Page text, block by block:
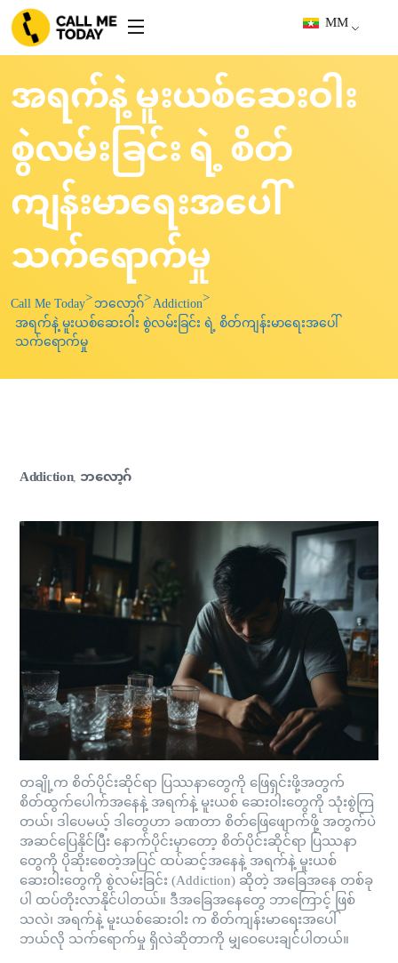
MM
အရက်နဲ့ မူးယစ်ဆေးဝါး
စွဲလမ်းခြင်း ရဲ့ စိတ်
ကျန်းမာရေးအပေါ်
သက်ရောက်မှု
Call Me Today ဘလော့ဂ် Addiction
အရက်နဲ့ မူးယစ်ဆေးဝါး စွဲလမ်းခြင်း ရဲ့ စိတ်ကျန်းမာရေးအပေါ်
သက်ရောက်မှု
Addiction,ဘလော့ဂ်
တချို့က စိတ်ပိုင်းဆိုင်ရာ ပြဿနာတွေကို ဖြေရှင်းဖို့အတွက်
စိတ်ထွက်ပေါက်အနေနဲ့ အရက်နဲ့ မူးယစ် ဆေးဝါးတွေကို သုံးစွဲကြ
တယ်၊ ဒါပေမယ့် ဒါတွေဟာ ခဏတာ စိတ်ဖြေဖျောက်ဖို့ အတွက်ပဲ
အဆင်ပြေနိုင်ပြီး နောက်ပိုင်းမှာတော့ စိတ်ပိုင်းဆိုင်ရာ ပြဿနာ
တွေကို ပိုဆိုးစေတဲ့အပြင် ထပ်ဆင့်အနေနဲ့ အရက်နဲ့ မူးယစ်
ဆေးဝါးတွေကို စွဲလမ်းခြင်း (Addiction) ဆိုတဲ့ အခြေအနေ တစ်ခု
ပါ ထပ်တိုးလာနိုင်ပါတယ်။ ဒီအခြေအနေတွေ ဘာကြောင့် ဖြစ်
သလဲ၊ အရက်နဲ့ မူးယစ်ဆေးဝါး က စိတ်ကျန်းမာရေးအပေါ်
ဘယ်လို သက်ရောက်မှု ရှိလဲဆိုတာကို မျှဝေပေးချင်ပါတယ်။